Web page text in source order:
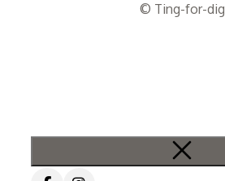
© Ting-for-dig